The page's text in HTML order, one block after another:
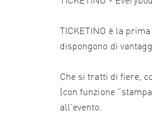
TICKETINO è la
dispongono di
Che si tratti di fiere,
(con funzione
all'evento.